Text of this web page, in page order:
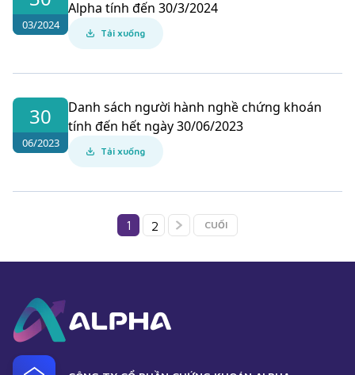
03/2024
Alpha tính đến 30/3/2024
Tải xuống
30
06/2023
Danh sách người hành nghề chứng khoán
tính đến hết ngày 30/06/2023
Tải xuống
1 2 CUỐI